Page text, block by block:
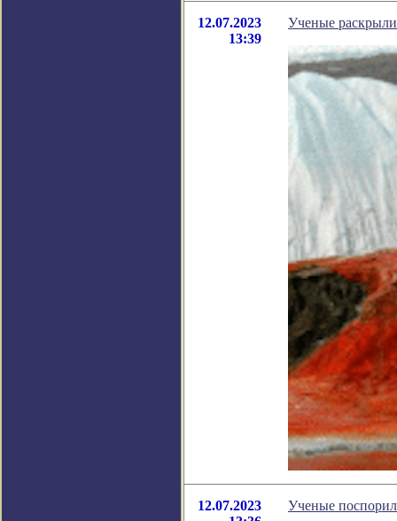
12.07.2023
13:39
Ученые
12.07.2023
Ученые